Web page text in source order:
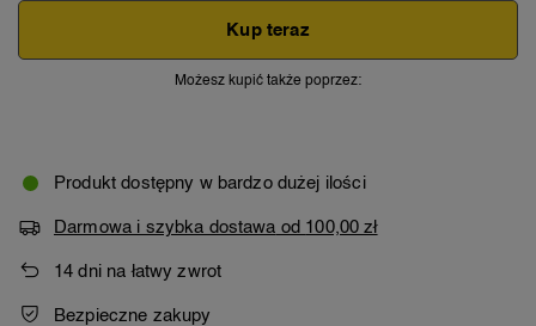
Kup teraz
Możesz kupić także poprzez:
Produkt dostępny w bardzo dużej ilości
Darmowa i szybka dostawa od 100,00 zł
14 dni na łatwy zwrot
Bezpieczne zakupy